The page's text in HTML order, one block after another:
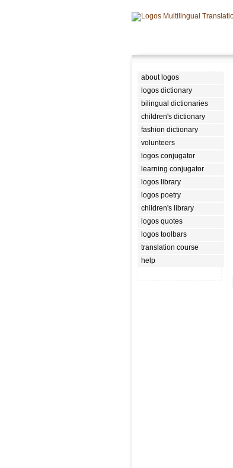
about logos
logos dictionary
bilingual dictionaries
children's dictionary
fashion dictionary
volunteers
logos conjugator
learning conjugator
logos library
logos poetry
children's library
logos quotes
logos toolbars
translation course
help